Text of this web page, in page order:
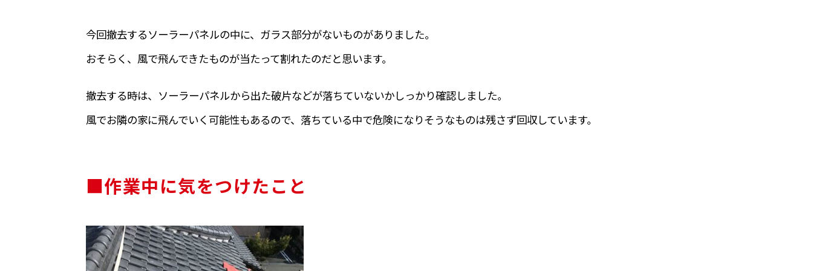
今回撤去するソーラーパネルの中に、ガラス部分がないものがありました。
おそらく、風で飛んできたものが当たって割れたのだと思います。
撤去する時は、ソーラーパネルから出た破片などが落ちていないかしっかり確認しました。
風でお隣の家に飛んでいく可能性もあるので、落ちている中で危険になりそうなものは残さず回収しています。
■作業中に気をつけたこと